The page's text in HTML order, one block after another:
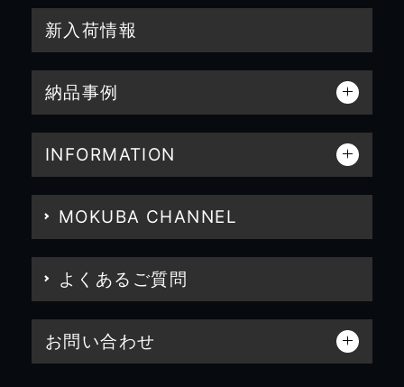
新入荷情報
納品事例
INFORMATION
MOKUBA CHANNEL
よくあるご質問
お問い合わせ